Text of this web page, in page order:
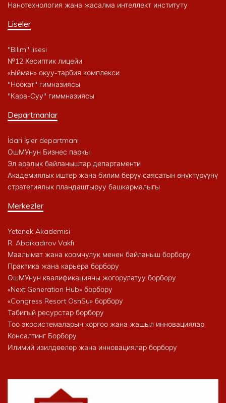
Нанотехнология жана жасалма интеллект институту
Liseler
"Bilim" lisesi
№12 Кесиптик лицейи
«Ыйман» окуу-тарбия комплекси
"Ноокат" гимназиясы
"Кара-Суу" гиммназиясы
Departmanlar
İdari İşler departmanı
ОшМУнун Бизнес паркы
Эл аралык байланыштар департаменти
Академиялык иштер жана билим берүү саясатын өнүктүрүүнү
стратегиялык пландаштыруу башкармалыгы
Merkezler
Yetenek Akademisi
R. Abdıkadırov Vakfı
Маалымат жана коомчулук менен байланыш борбору
Практика жана карьера борбору
ОшМУнун квалификацияны жогорулатуу борбору
«Next Generation Hub» борбору
«Congress Resort OshSu» борбору
Табигый ресурстар борбору
Тоо экосистемаларын коргоо жана жашыл инновациялар
Консалтинг Борбору
Илимий изилдөөлөр жана инновациялар борбору